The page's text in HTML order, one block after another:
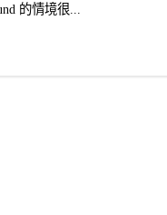
的情境很...